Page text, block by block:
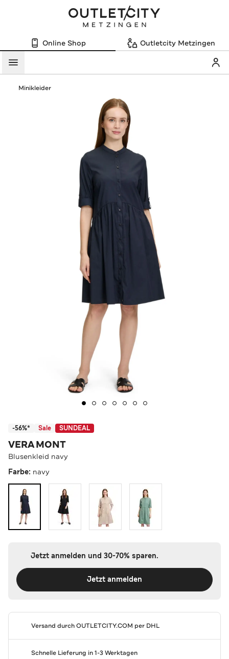
Online Shop Outletcity Metzingen
Menü
Minikleider
-56%* Sale SUNDEAL
VERA MONT
Blusenkleid navy
Farbe: navy
Jetzt anmelden und 30-70% sparen.
Jetzt anmelden
Versand durchOUTLETCITY.COM per DHL
Schnelle Lieferung in 1-3 Werktagen